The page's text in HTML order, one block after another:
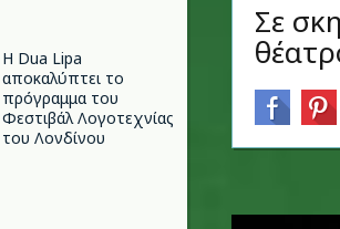
Η Dua Lipa
αποκαλύπτει το
πρόγραμμα του
Φεστιβάλ Λογοτεχνίας
του Λονδίνου
Σε